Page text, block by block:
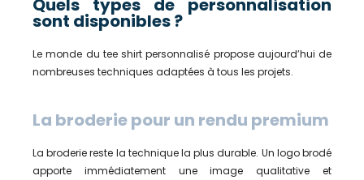
sont disponibles ?
Le monde du tee shirt personnalisé propose aujourd’hui de
nombreuses techniques adaptées à tous les projets.
La broderie pour un rendu premium
La broderie reste la technique la plus durable. Un logo brodé
apporte immédiatement une image qualitative et